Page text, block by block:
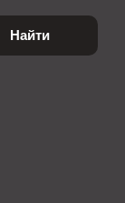
Найти